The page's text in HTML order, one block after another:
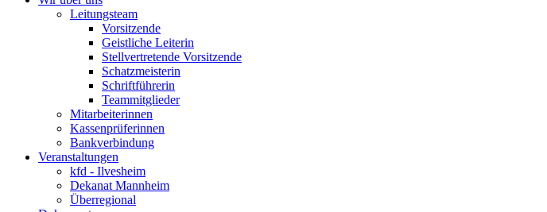
Leitungsteam
Vorsitzende
Geistliche Leiterin
Stellvertretende Vorsitzende
Schatzmeisterin
Schriftführerin
Teammitglieder
Mitarbeiterinnen
Kassenprüferinnen
Bankverbindung
Veranstaltungen
kfd - Ilvesheim
Dekanat Mannheim
Überregional